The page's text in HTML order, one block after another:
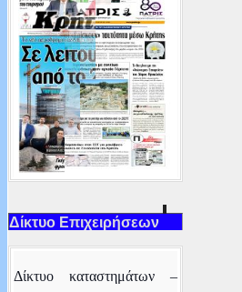
Δίκτυο Επιχειρήσεων
Δίκτυο καταστημάτων –